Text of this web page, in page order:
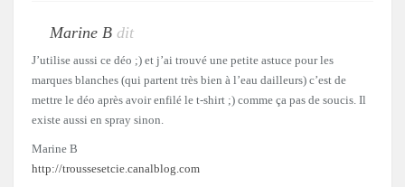
Marine B dit
J’utilise aussi ce déo ;) et j’ai trouvé une petite astuce pour les
marques blanches (qui partent très bien à l’eau dailleurs) c’est de
mettre le déo après avoir enfilé le t-shirt ;) comme ça pas de soucis. Il
existe aussi en spray sinon.
Marine B
http://troussesetcie.canalblog.com